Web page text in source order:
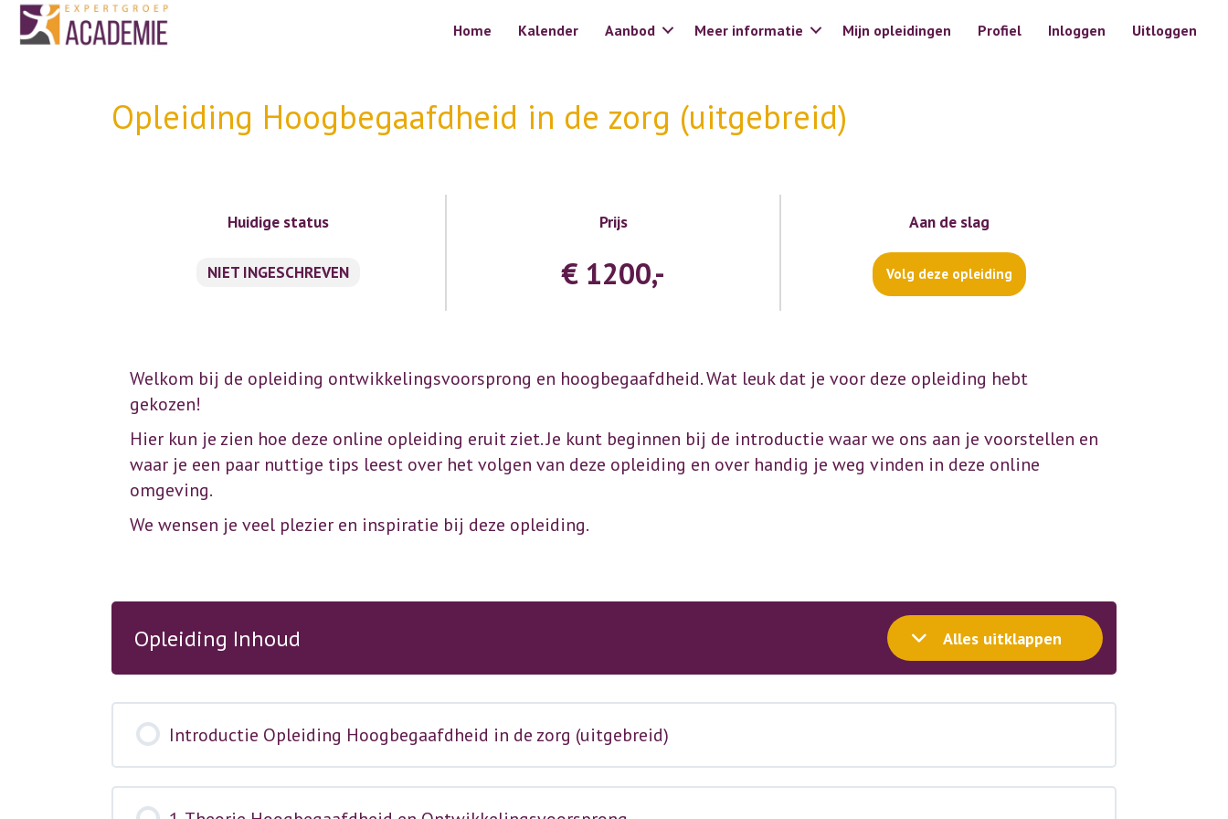
Home Kalender Aanbod Meer informatie Mijn opleidingen Profiel Inloggen Uitloggen
Opleiding Hoogbegaafdheid in de zorg (uitgebreid)
Huidige status
NIET INGESCHREVEN
Prijs
€ 1200,-
Aan de slag
Volg deze opleiding
Welkom bij de opleiding ontwikkelingsvoorsprong en hoogbegaafdheid. Wat leuk dat je voor deze opleiding hebt
gekozen!
Hier kun je zien hoe deze online opleiding eruit ziet. Je kunt beginnen bij de introductie waar we ons aan je voorstellen en
waar je een paar nuttige tips leest over het volgen van deze opleiding en over handig je weg vinden in deze online
omgeving.
We wensen je veel plezier en inspiratie bij deze opleiding.
Opleiding Inhoud Alles uitklappen
Module
Introductie Opleiding Hoogbegaafdheid in de zorg (uitgebreid)